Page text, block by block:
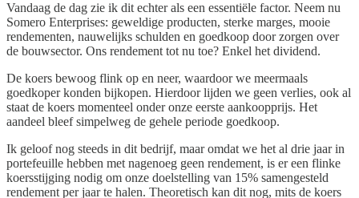
Vandaag de dag zie ik dit echter als een essentiële factor. Neem nu
Somero Enterprises: geweldige producten, sterke marges, mooie
rendementen, nauwelijks schulden en goedkoop door zorgen over
de bouwsector. Ons rendement tot nu toe? Enkel het dividend.
De koers bewoog flink op en neer, waardoor we meermaals
goedkoper konden bijkopen. Hierdoor lijden we geen verlies, ook al
staat de koers momenteel onder onze eerste aankoopprijs. Het
aandeel bleef simpelweg de gehele periode goedkoop.
Ik geloof nog steeds in dit bedrijf, maar omdat we het al drie jaar in
portefeuille hebben met nagenoeg geen rendement, is er een flinke
koersstijging nodig om onze doelstelling van 15% samengesteld
rendement per jaar te halen. Theoretisch kan dit nog, mits de koers